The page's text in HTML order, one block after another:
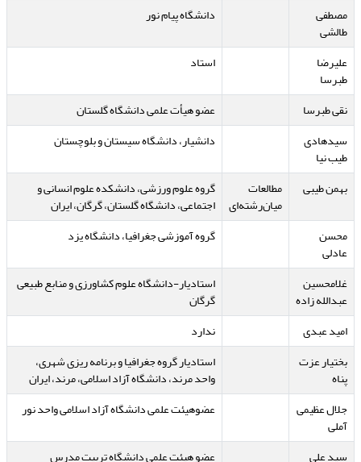
مصطفی
طالشی
دانشگاه پیام نور
علیرضا
طبرسا
استاد
نقی طبرسا
عضو هیأت علمی دانشگاه گلستان
سیدهادی
طیب نیا
دانشیار، دانشگاه سیستان و بلوچستان
بهمن طیبی مطالعات
میان‌رشته‌ای
گروه علوم ورزشی، دانشکده علوم انسانی و
اجتماعی، دانشگاه گلستان، گرگان، ایران
محسن
عادلی
گروه آموزشی جغرافیا، دانشگاه یزد
غلامحسین
عبدالله زاده
استادیار-دانشگاه علوم کشاورزی و منابع طبیعی
گرگان
امید عبدی
ندارد
بختیار عزت
پناه
استادیار گروه جغرافیا و برنامه ریزی شهری،
واحد مرند، دانشگاه آزاد اسلامی، مرند، ایران
جلال عظیمی
آملی
عضوهیئت علمی دانشگاه آزاد اسلامی واحد نور
سید علی عضو هیئت علمی دانشگاه تربیت مدرس